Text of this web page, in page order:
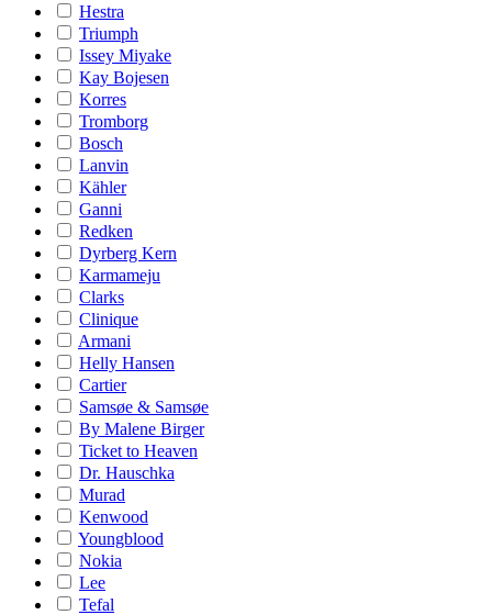
Hestra
Triumph
Issey Miyake
Kay Bojesen
Korres
Tromborg
Bosch
Lanvin
Kähler
Ganni
Redken
Dyrberg Kern
Karmameju
Clarks
Clinique
Armani
Helly Hansen
Cartier
Samsøe & Samsøe
By Malene Birger
Ticket to Heaven
Dr. Hauschka
Murad
Kenwood
Youngblood
Nokia
Lee
Tefal